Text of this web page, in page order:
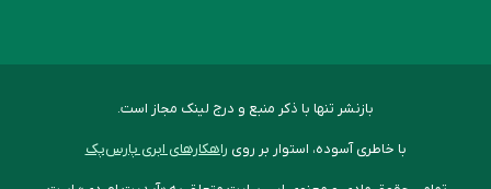
بازنشر تنها با ذکر منبع و درج لینک مجاز است.
با خاطری آسوده، استوار بر روی راهکارهای ابری پارس‌پک